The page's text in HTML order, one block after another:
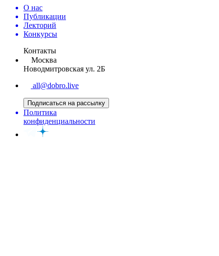
О нас
Публикации
Лекторий
Конкурсы
Контакты
Москва
Новодмитровская ул. 2Б
all@dobro.live
Подписаться на рассылку
Политика
конфиденциальности